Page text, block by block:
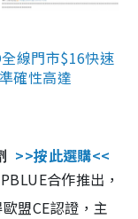
線門市$16快速
確性高達
>>按此選購<<
合作推出，
盟CE認證，主